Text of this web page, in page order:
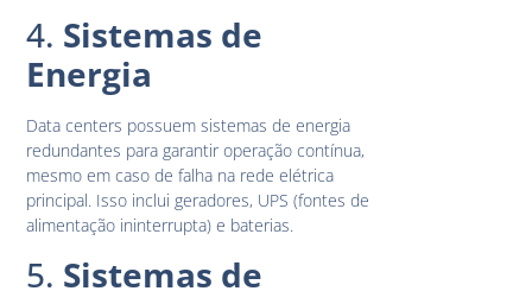
4. Sistemas de
Energia
Data centers possuem sistemas de energia
redundantes para garantir operação contínua,
mesmo em caso de falha na rede elétrica
principal. Isso inclui geradores, UPS (fontes de
alimentação ininterrupta) e baterias.
5. Sistemas de